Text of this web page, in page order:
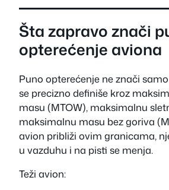
Šta zapravo znači
opterećenje aviona
Puno opterećenje ne znači samo
se precizno definiše kroz
masu (MTOW), maksimalnu
maksimalnu masu bez goriva
avion približi ovim granicama,
u vazduhu i na pisti se menja.
Teži avion: